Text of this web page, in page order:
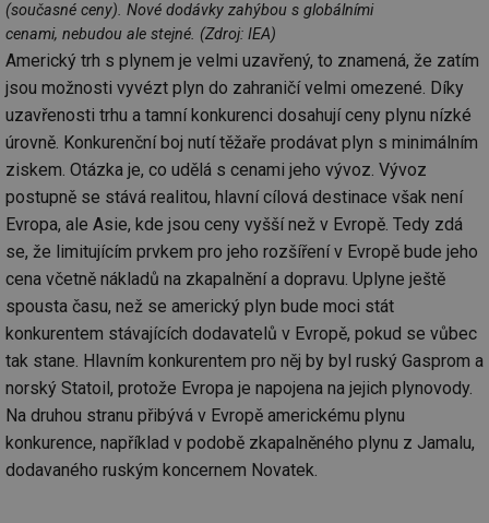
(současné ceny). Nové dodávky zahýbou s globálními
cenami, nebudou ale stejné. (Zdroj: IEA)
Americký trh s plynem je velmi uzavřený, to znamená, že zatím
jsou možnosti vyvézt plyn do zahraničí velmi omezené. Díky
uzavřenosti trhu a tamní konkurenci dosahují ceny plynu nízké
úrovně. Konkurenční boj nutí těžaře prodávat plyn s minimálním
ziskem. Otázka je, co udělá s cenami jeho vývoz. Vývoz
postupně se stává realitou, hlavní cílová destinace však není
Evropa, ale Asie, kde jsou ceny vyšší než v Evropě. Tedy zdá
se, že limitujícím prvkem pro jeho rozšíření v Evropě bude jeho
cena včetně nákladů na zkapalnění a dopravu. Uplyne ještě
spousta času, než se americký plyn bude moci stát
konkurentem stávajících dodavatelů v Evropě, pokud se vůbec
tak stane. Hlavním konkurentem pro něj by byl ruský Gasprom a
norský Statoil, protože Evropa je napojena na jejich plynovody.
Na druhou stranu přibývá v Evropě americkému plynu
konkurence, například v podobě zkapalněného plynu z Jamalu,
dodavaného ruským koncernem Novatek.
Funkční soubory
Nezbytně nutné soubory
Výkonové soubory
Soubory cílení
Funkční soubory
Nezařazené soubory
Nezbytně nutné soubory cookie umožňují základní
funkce webových stránek, jako je přihlášení
uživatele a správa účtu. Webové stránky nelze bez
nezbytně nutných souborů cookie správně používat.
Název
Provider/
Doména
Vyprší
g_state
.forum.tzb-
info.cz
Zavřením
prohlížeče